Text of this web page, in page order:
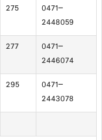
275
0471-
2448059
277
0471-
2446074
295
0471-
2443078